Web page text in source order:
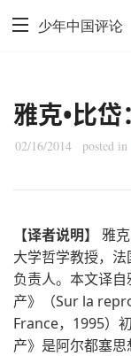
少年中国评论
雅克•比
02/16/2014 posted in
【译者说明】
雅
大学哲学教授，
负责人。本文译
产》（Sur la
France，1995）
产》是阿尔都塞